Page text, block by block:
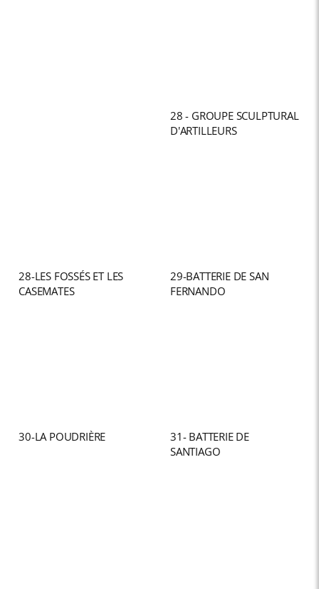
28 - GROUPE SCULPTURAL
D'ARTILLEURS
28-LES FOSSÉS ET LES
CASEMATES
29-BATTERIE DE SAN
FERNANDO
30-LA POUDRIÈRE
31- BATTERIE DE
SANTIAGO